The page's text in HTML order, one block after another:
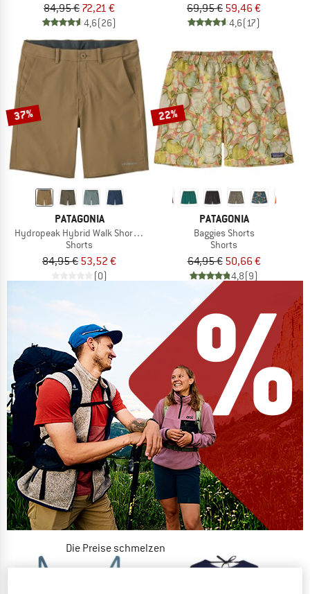
84,95 € 72,21 €
4,6(26)
69,95 € 59,46 €
4,6(17)
37%
PATAGONIA
Hydropeak Hybrid Walk Shorts 18''
Shorts
84,95 € 53,52 €
(0)
22%
PATAGONIA
Baggies Shorts
Shorts
64,95 € 50,66 €
4,8(9)
Die Preise schmelzen
JETZT BIS ZU 50% RABATT